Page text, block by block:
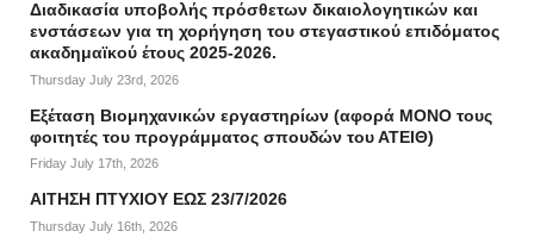
Διαδικασία υποβολής πρόσθετων δικαιολογητικών και
ενστάσεων για τη χορήγηση του στεγαστικού επιδόματος
ακαδημαϊκού έτους 2025-2026.
Thursday July 23rd, 2026
Εξέταση Βιομηχανικών εργαστηρίων (αφορά ΜΟΝΟ τους
φοιτητές του προγράμματος σπουδών του ΑΤΕΙΘ)
Friday July 17th, 2026
ΑΙΤΗΣΗ ΠΤΥΧΙΟΥ ΕΩΣ 23/7/2026
Thursday July 16th, 2026